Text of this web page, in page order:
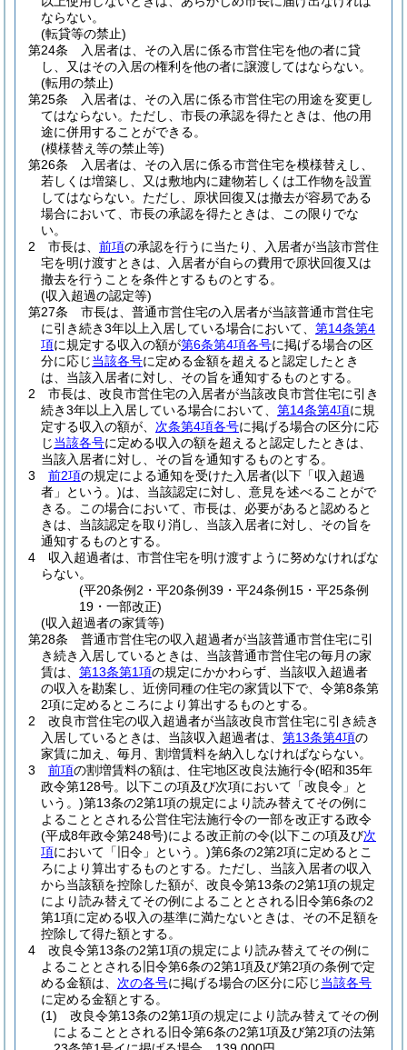
ならない。
(転貸等の禁止)
第24条
入居者は、その入居に係る市営住宅を他の者に貸
し、又はその入居の権利を他の者に譲渡してはならない。
(転用の禁止)
第25条
入居者は、その入居に係る市営住宅の用途を変更し
てはならない。 ただし、市長の承認を得たときは、他の用
途に併用することができる。
(模様替え等の禁止等)
第26条
入居者は、その入居に係る市営住宅を模様替えし、
若しくは増築し、又は敷地内に建物若しくは工作物を設置
してはならない。 ただし、原状回復又は撤去が容易である
場合において、市長の承認を得たときは、この限りでな
い。
2
市長は、 前項の承認を行うに当たり、入居者が当該市営住
宅を明け渡すときは、入居者が自らの費用で原状回復又は
撤去を行うことを条件とするものとする。
(収入超過の認定等)
第27条
市長は、普通市営住宅の入居者が当該普通市営住宅
に引き続き3年以上入居している場合において、 第14条第4
項に規定する収入の額が第6条第4項各号に掲げる場合の区
分に応じ当該各号に定める金額を超えると認定したとき
は、当該入居者に対し、その旨を通知するものとする。
2
市長は、改良市営住宅の入居者が当該改良市営住宅に引き
続き3年以上入居している場合において、 第14条第4項に規
定する収入の額が、 次条第4項各号に掲げる場合の区分に応
じ当該各号に定める収入の額を超えると認定したときは、
当該入居者に対し、その旨を通知するものとする。
3
前2項の規定による通知を受けた入居者(以下「収入超過
者」という。)は、当該認定に対し、意見を述べることがで
きる。
この場合において、市長は、必要があると認めると
きは、当該認定を取り消し、当該入居者に対し、その旨を
通知するものとする。
4
収入超過者は、市営住宅を明け渡すように努めなければな
らない。
(平20条例2・平20条例39・平24条例15・平25条例
19・一部改正)
(収入超過者の家賃等)
第28条
普通市営住宅の収入超過者が当該普通市営住宅に引
き続き入居しているときは、当該普通市営住宅の毎月の家
賃は、 第13条第1項の規定にかかわらず、当該収入超過者
の収入を勘案し、近傍同種の住宅の家賃以下で、令第8条第
2項に定めるところにより算出するものとする。
2
改良市営住宅の収入超過者が当該改良市営住宅に引き続き
入居しているときは、当該収入超過者は、 第13条第4項の
家賃に加え、毎月、割増賃料を納入しなければならない。
3
前項の割増賃料の額は、住宅地区改良法施行令(昭和35年
政令第128号。以下この項及び次項において「改良令」と
いう。)第13条の2第1項の規定により読み替えてその例に
よることとされる公営住宅法施行令の一部を改正する政令
(平成8年政令第248号)による改正前の令(以下この項及び次
項において「旧令」という。)第6条の2第2項に定めるとこ
ろにより算出するものとする。 ただし、当該入居者の収入
から当該額を控除した額が、改良令第13条の2第1項の規定
により読み替えてその例によることとされる旧令第6条の2
第1項に定める収入の基準に満たないときは、その不足額を
控除して得た額とする。
4
改良令第13条の2第1項の規定により読み替えてその例に
よることとされる旧令第6条の2第1項及び第2項の条例で定
める金額は、 次の各号に掲げる場合の区分に応じ当該各号
に定める金額とする。
(1)
改良令第13条の2第1項の規定により読み替えてその例
によることとされる旧令第6条の2第1項及び第2項の法第